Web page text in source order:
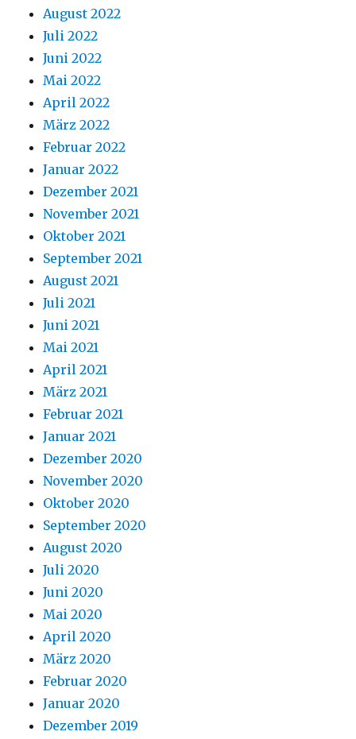
August 2022
Juli 2022
Juni 2022
Mai 2022
April 2022
März 2022
Februar 2022
Januar 2022
Dezember 2021
November 2021
Oktober 2021
September 2021
August 2021
Juli 2021
Juni 2021
Mai 2021
April 2021
März 2021
Februar 2021
Januar 2021
Dezember 2020
November 2020
Oktober 2020
September 2020
August 2020
Juli 2020
Juni 2020
Mai 2020
April 2020
März 2020
Februar 2020
Januar 2020
Dezember 2019